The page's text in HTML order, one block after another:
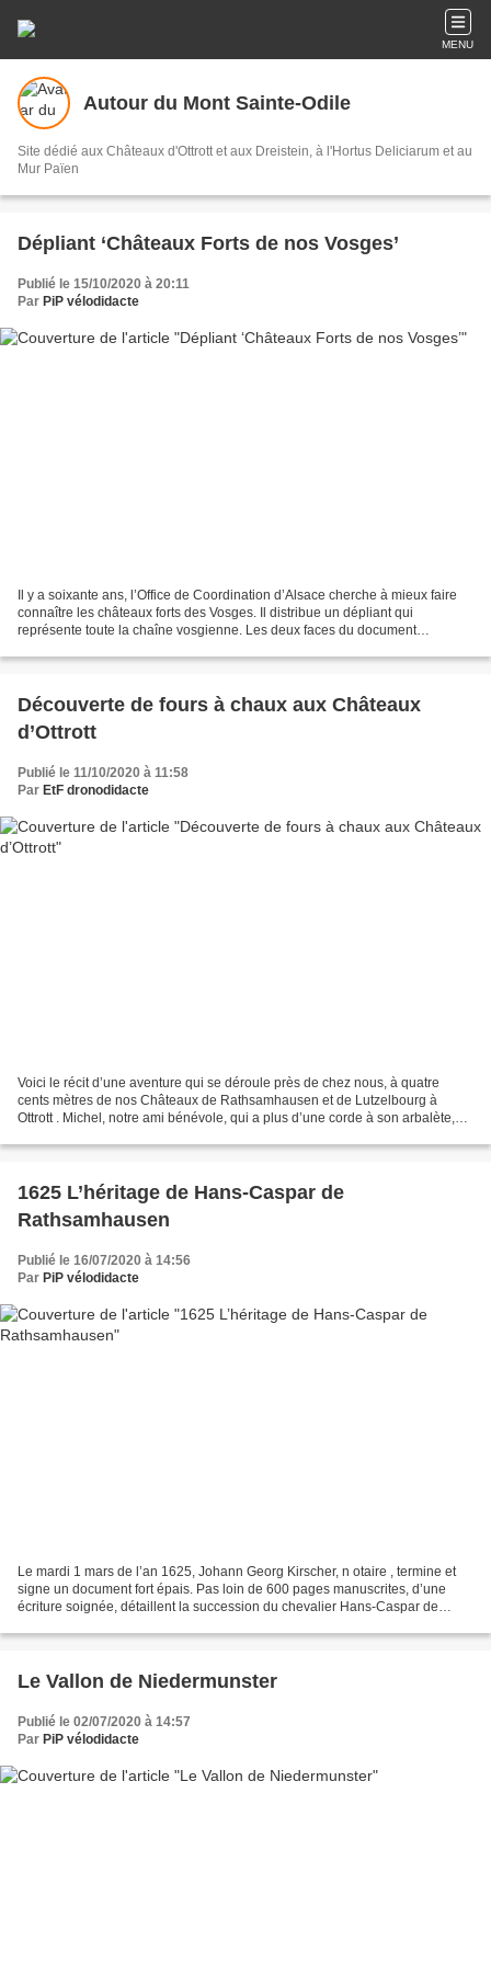
MENU
Autour du Mont Sainte-Odile
Site dédié aux Châteaux d'Ottrott et aux Dreistein, à l'Hortus Deliciarum et au
Mur Païen
Dépliant ‘Châteaux Forts de nos Vosges’
Publié le 15/10/2020 à 20:11
Par PiP vélodidacte
Il y a soixante ans, l’Office de Coordination d’Alsace cherche à mieux faire
connaître les châteaux forts des Vosges. Il distribue un dépliant qui
représente toute la chaîne vosgienne. Les deux faces du document
Découverte de fours à chaux aux Châteaux
d’Ottrott
Publié le 11/10/2020 à 11:58
Par EtF dronodidacte
Voici le récit d’une aventure qui se déroule près de chez nous, à quatre
cents mètres de nos Châteaux de Rathsamhausen et de Lutzelbourg à
Ottrott . Michel, notre ami bénévole, qui a plus d’une corde à son arbalète,
1625 L’héritage de Hans-Caspar de
Rathsamhausen
Publié le 16/07/2020 à 14:56
Par PiP vélodidacte
Le mardi 1 mars de l’an 1625, Johann Georg Kirscher, n otaire , termine et
signe un document fort épais. Pas loin de 600 pages manuscrites, d’une
écriture soignée, détaillent la succession du chevalier Hans-Caspar de
Le Vallon de Niedermunster
Publié le 02/07/2020 à 14:57
Par PiP vélodidacte